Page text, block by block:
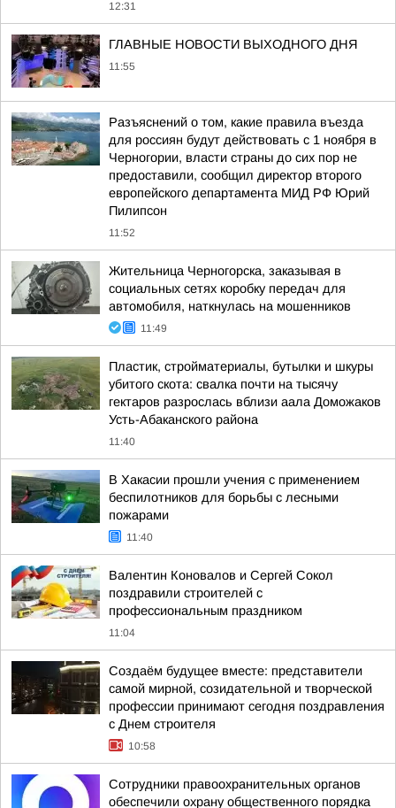
12:31
ГЛАВНЫЕ НОВОСТИ ВЫХОДНОГО ДНЯ
11:55
Разъяснений о том, какие правила въезда
для россиян будут действовать с 1 ноября в
Черногории, власти страны до сих пор не
предоставили, сообщил директор второго
европейского департамента МИД РФ Юрий
Пилипсон
11:52
Жительница Черногорска, заказывая в
социальных сетях коробку передач для
автомобиля, наткнулась на мошенников
11:49
Пластик, стройматериалы, бутылки и шкуры
убитого скота: свалка почти на тысячу
гектаров разрослась вблизи аала Доможаков
Усть-Абаканского района
11:40
В Хакасии прошли учения с применением
беспилотников для борьбы с лесными
пожарами
11:40
Валентин Коновалов и Сергей Сокол
поздравили строителей с
профессиональным праздником
11:04
Создаём будущее вместе: представители
самой мирной, созидательной и творческой
профессии принимают сегодня поздравления
с Днем строителя
10:58
Сотрудники правоохранительных органов
обеспечили охрану общественного порядка